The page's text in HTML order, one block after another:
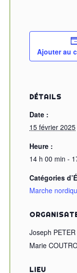
Ajouter au
DÉTAILS
Date :
15 février 2025
Heure :
14 h 00 min -
Catégories
Marche
LIEU
Joseph PETER
Marie